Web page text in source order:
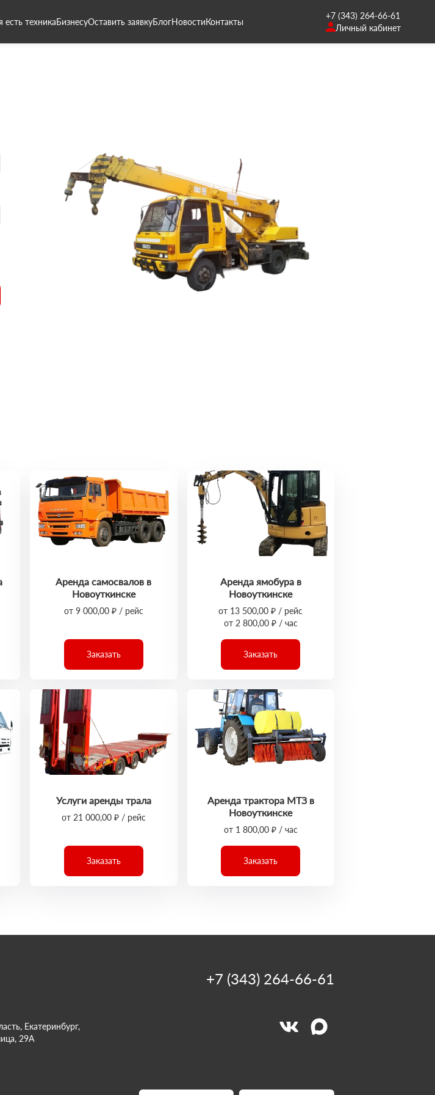
есть техникаБизнесуОставить заявкуБлогНовостиКонтакты
+7 (343) 264-66-61
Личный кабинет
Аренда самосвалов в
Новоуткинске
от 9 000,00 ₽ / рейс
Заказать
Аренда ямобура в
Новоуткинске
от 13 500,00 ₽ / рейс
от 2 800,00 ₽ / час
Заказать
Услуги аренды трала
от 21 000,00 ₽ / рейс
Заказать
Аренда трактора МТЗ в
Новоуткинске
от 1 800,00 ₽ / час
Заказать
Екатеринбург,
29А
+7 (343) 264-66-61